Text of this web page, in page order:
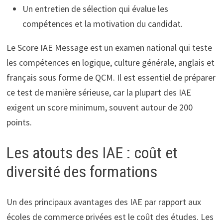
Un entretien de sélection qui évalue les
compétences et la motivation du candidat.
Le Score IAE Message est un examen national qui teste
les compétences en logique, culture générale, anglais et
français sous forme de QCM. Il est essentiel de préparer
ce test de manière sérieuse, car la plupart des IAE
exigent un score minimum, souvent autour de 200
points.
Les atouts des IAE : coût et
diversité des formations
Un des principaux avantages des IAE par rapport aux
écoles de commerce privées est le coût des études. Les